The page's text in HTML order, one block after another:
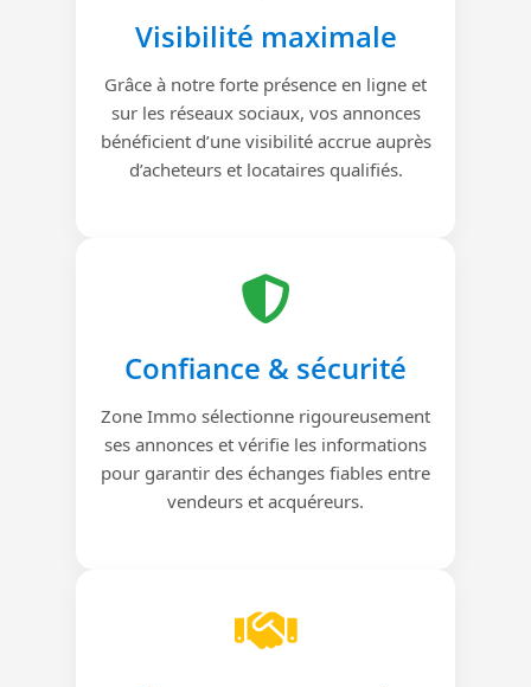
Visibilité maximale
Grâce à notre forte présence en ligne et
sur les réseaux sociaux, vos annonces
bénéficient d’une visibilité accrue auprès
d’acheteurs et locataires qualifiés.
Confiance & sécurité
Zone Immo sélectionne rigoureusement
ses annonces et vérifie les informations
pour garantir des échanges fiables entre
vendeurs et acquéreurs.